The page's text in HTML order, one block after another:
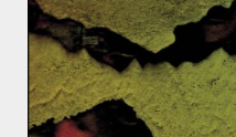
ambassadeurs respectifs
il était difficile pour la
position commune
libyenne.